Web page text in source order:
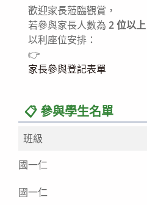
歡迎家長蒞臨觀賞，
若參與家長人數為 2 位以上
以利座位安排：
👉
家長參與登記表單
📋 參與學生名單
班級
國一仁
國一仁